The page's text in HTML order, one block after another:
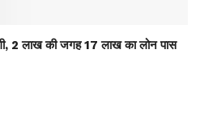
2 लाख की जगह 17 लाख का लोन पास